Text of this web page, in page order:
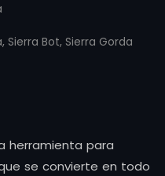
, Sierra Bot, Sierra Gorda
herramienta para
se convierte en todo